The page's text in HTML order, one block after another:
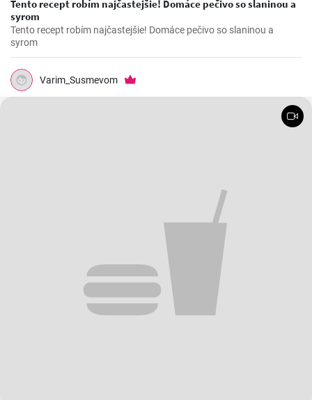
Tento recept robím najčastejšie! Domáce pečivo so slaninou a
syrom
Tento recept robím najčastejšie! Domáce pečivo so slaninou a
syrom
Varim_Susmevom